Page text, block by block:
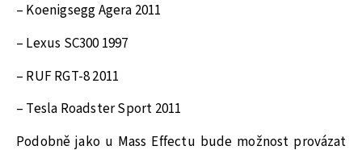
– Koenigsegg Agera 2011
– Lexus SC300 1997
– RUF RGT-8 2011
– Tesla Roadster Sport 2011
Podobně jako u Mass Effectu bude možnost provázat